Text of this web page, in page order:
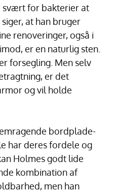
svært for bakterier at
at han bruger
renoveringer, også i
er en naturlig sten.
forsegling. Men selv
er det
og vil holde
bordplade-
har deres fordele og
Holmes godt lide
kombination af
men han